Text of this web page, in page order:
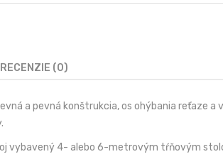
RECENZIE (0)
a pevná konštrukcia, os ohýbania reťaze
vybavený 4- alebo 6-metrovým tŕňovým